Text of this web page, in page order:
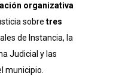
organizativa
sobre tres
de Instancia, la
Judicial y las
municipio.